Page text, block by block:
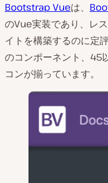
Bootstrap Vueは、
のVue実装であり、レ
イトを構築するのに定
のコンポーネント、45
コンが揃っています。